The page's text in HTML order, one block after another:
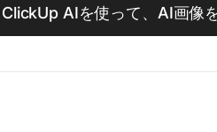
ClickUp AIを使って、AI画像